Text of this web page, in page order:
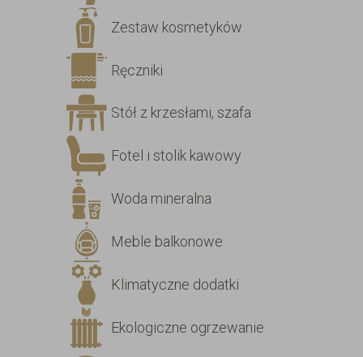
Zestaw kosmetyków
Ręczniki
Stół z krzesłami, szafa
Fotel i stolik kawowy
Woda mineralna
Meble balkonowe
Klimatyczne dodatki
Ekologiczne ogrzewanie